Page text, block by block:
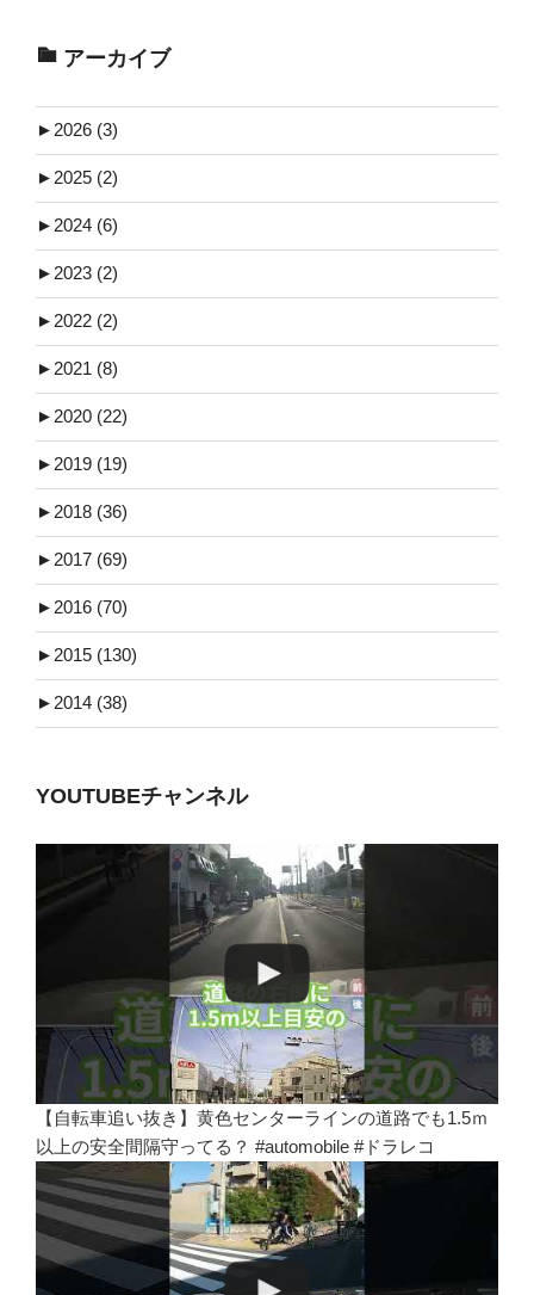
アーカイブ
► 2026 (3)
► 2025 (2)
► 2024 (6)
► 2023 (2)
► 2022 (2)
► 2021 (8)
► 2020 (22)
► 2019 (19)
► 2018 (36)
► 2017 (69)
► 2016 (70)
► 2015 (130)
► 2014 (38)
YOUTUBEチャンネル
【自転車追い抜き】黄色センターラインの道路でも1.5ｍ
以上の安全間隔守ってる？ #automobile #ドラレコ